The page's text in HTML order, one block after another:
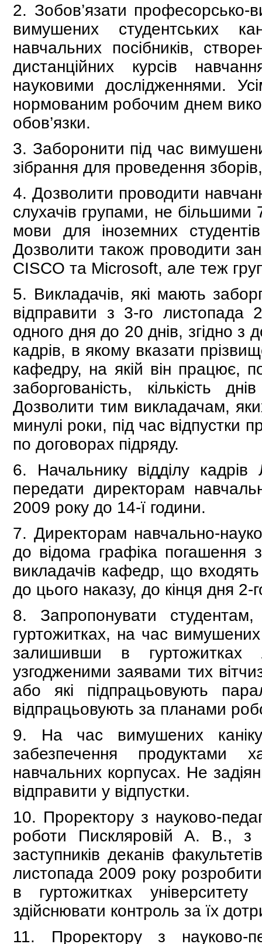
2. Зобов’язати професорсько-
вимушених студентських
навчальних посібників,
дистанційних курсів
науковими дослідженнями.
нормованим робочим днем
обов’язки.
3. Заборонити під час
зібрання для проведення
4. Дозволити проводити
слухачів групами, не більшими
мови для іноземних
Дозволити також проводити
CISCO та Microsoft, але теж
5. Викладачів, які мають
відправити з 3-го листопада
одного дня до 20 днів, згідно з
кадрів, в якому вказати
кафедру, на якій він працює,
заборгованість, кількість
Дозволити тим викладачам,
минулі роки, під час відпустки
по договорах підряду.
6. Начальнику відділу
передати директорам
2009 року до 14-ї години.
7. Директорам навчально-
до відома графіка погашення
викладачів кафедр, що входять
до цього наказу, до кінця дня
8. Запропонувати
гуртожитках, на час вимушених
залишивши в гуртожитках
узгодженими заявами тих
або які підпрацьовують
відпрацьовують за планами
9. На час вимушених
забезпечення продуктами
навчальних корпусах. Не
відправити у відпустки.
10. Проректору з науково-
роботи Пискляровій А. В., з
заступників деканів
листопада 2009 року
в гуртожитках
здійснювати контроль за їх
11. Проректору з науково-